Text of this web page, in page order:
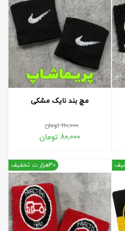
مچ بند نایک مشکی
110,000تومان
80,000 تومان
30هزار ت تخفیف